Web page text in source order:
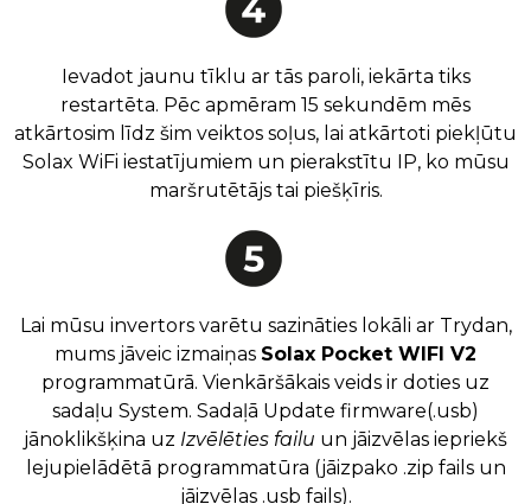
Ievadot jaunu tīklu ar tās paroli, iekārta tiks
restartēta. Pēc apmēram 15 sekundēm mēs
atkārtosim līdz šim veiktos soļus, lai atkārtoti piekļūtu
Solax WiFi iestatījumiem un pierakstītu IP, ko mūsu
maršrutētājs tai piešķīris.
Lai mūsu invertors varētu sazināties lokāli ar Trydan,
mums jāveic izmaiņas Solax Pocket WIFI V2
programmatūrā. Vienkāršākais veids ir doties uz
sadaļu System. Sadaļā Update firmware(.usb)
jānoklikšķina uz Izvēlēties failu un jāizvēlas iepriekš
lejupielādētā programmatūra (jāizpako .zip fails un
jāizvēlas .usb fails).